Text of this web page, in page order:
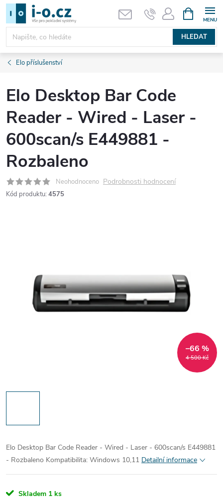
Přejít
obsah
HLEDAT
NÁKUPNÍ
KOŠÍK
Elo příslušenství
Elo Desktop Bar Code
Reader - Wired - Laser -
600scan/s E449881 -
Rozbaleno
Neohodnoceno Podrobnosti hodnocení
Kód produktu: 4575
4 500 Kč
–66 %
Elo Desktop Bar Code Reader - Wired - Laser - 600scan/s E449881
- Rozbaleno Kompatibilita: Windows 10,11 Detailní informace
Skladem 1 ks